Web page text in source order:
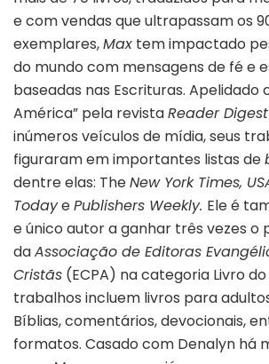
e com vendas que ultrapassam os
exemplares,Max tem impactado
do mundo com mensagens de fé e
baseadas nas Escrituras. Apelidado
América” pela revistaReader Digest
inúmeros veículos de mídia, seus
figuraram em importantes listas de
dentre elas: TheNew York Times,
TodayePublishers Weekly. Ele é
e único autor a ganhar três vezes o
daAssociação de Editoras
Cristãs (ECPA) na categoria Livro do
trabalhos incluem livros para
Bíblias, comentários, devocionais,
formatos. Casado com Denalyn há